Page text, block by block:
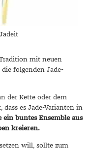
mit neuen
folgenden Jade-
der Kette oder dem
es Jade-Varianten in
ein buntes Ensemble aus
kreieren.
will, sollte zum